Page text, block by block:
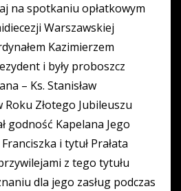
na spotkaniu opłatkowym
Warszawskiej
Kazimierzem
i były proboszcz
– Ks. Stanisław
Roku Złotego Jubileuszu
godność Kapelana Jego
i tytuł Prałata
z tego tytułu
dla jego zasług podczas